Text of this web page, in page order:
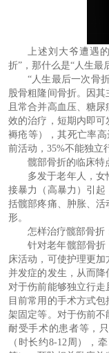
上述刘大爷遭遇
折”，那什么是“人生最
“人生最后一次骨
股骨粗隆间骨折。因其
且常合并高血压、糖
效的治疗，短期内即可
褥疮等），其死亡率
前活动，35%不能独立
髋部骨折的临床特
多发于老年人，
接暴力（高暴力）引
括髋部疼痛、肿胀、
形。
怎样治疗髋部骨折
针对老年髋部骨折
床活动，可使护理更
并发症的发生，从而降
对于伤前能够独立行走
目前常用的手术方式
架固定等。对于伤前
耐受手术的患者等，
（时长约8-12周），